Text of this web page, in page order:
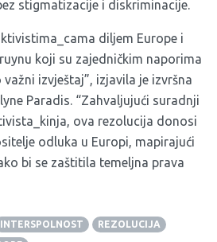
stigmatizacije i diskriminacije.
diljem Europe i
koji su zajedničkim naporima
izvještaj”, izjavila je izvršna
Paradis. “Zahvaljujući suradnji
ova rezolucija donosi
odluka u Europi, mapirajući
bi se zaštitila temeljna prava
INTERSPOLNOST
REZOLUCIJA